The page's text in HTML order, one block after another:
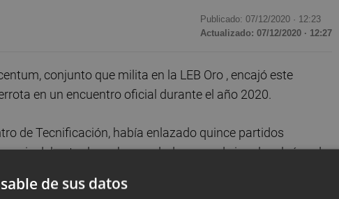
Publicado: 07/12/2020 · 12:23
Actualizado: 07/12/2020 · 12:27
conjunto que milita en la LEB Oro , encajó este
en un encuentro oficial durante el año 2020.
de Tecnificación, había enlazado quince partidos
seis del actual y se ha quedado a uno de igualar el récord
de sus datos